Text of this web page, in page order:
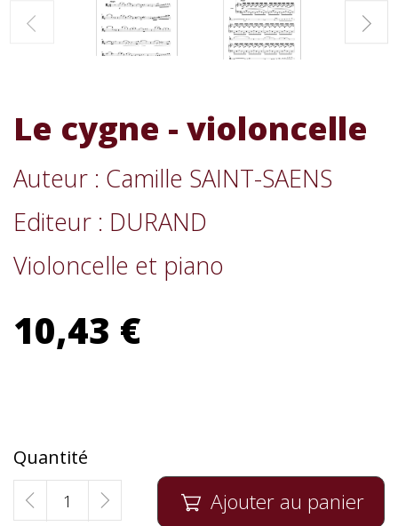
Le cygne - violoncelle
Auteur : Camille SAINT-SAENS
Editeur : DURAND
Violoncelle et piano
10,43 €
Quantité
 Ajouter au panier